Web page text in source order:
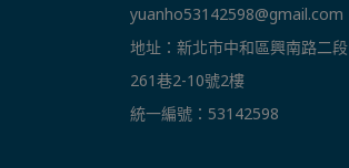
yuanho53142598@gmail.com
地址：新北市中和區興南路二段
261巷2-10號2樓
統一編號：53142598